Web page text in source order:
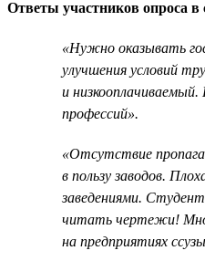
Ответы участников опроса в
«Нужно оказывать
улучшения условий
и
профессий».
«Отсутствие
в пользу заводов.
заведениями.
читать чертежи!
на предприятиях